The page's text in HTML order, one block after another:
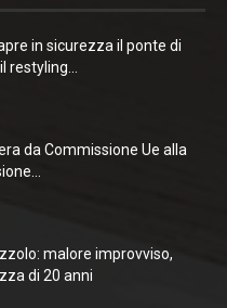
in sicurezza il ponte di
restyling...
da Commissione Ue alla
malore improvviso,
di 20 anni